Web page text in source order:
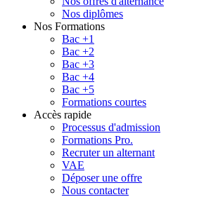
Nos diplômes
Nos Formations
Bac +1
Bac +2
Bac +3
Bac +4
Bac +5
Formations courtes
Accès rapide
Processus d'admission
Formations Pro.
Recruter un alternant
VAE
Déposer une offre
Nous contacter